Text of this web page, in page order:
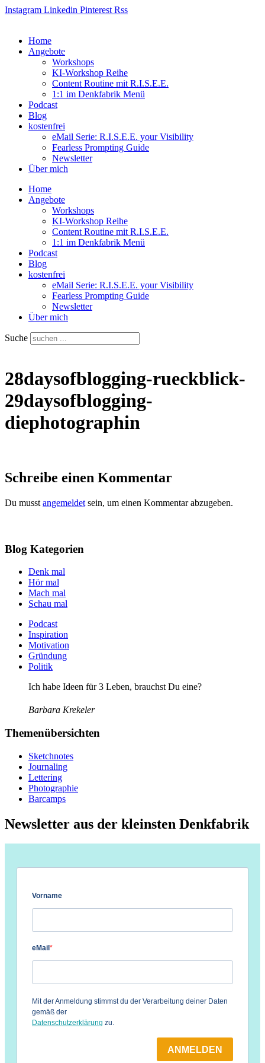
Zum
Instagram Linkedin Pinterest Rss
Home
Angebote
Workshops
KI-Workshop Reihe
Content Routine mit R.I.S.E.E.
1:1 im Denkfabrik Menü
Podcast
Blog
kostenfrei
eMail Serie: R.I.S.E.E. your Visibility
Fearless Prompting Guide
Newsletter
Über mich
Home
Angebote
Workshops
KI-Workshop Reihe
Content Routine mit R.I.S.E.E.
1:1 im Denkfabrik Menü
Podcast
Blog
kostenfrei
eMail Serie: R.I.S.E.E. your Visibility
Fearless Prompting Guide
Newsletter
Über mich
Suche
28daysofblogging-rueckblick-
29daysofblogging-
diephotographin
Schreibe einen Kommentar
Du musst angemeldet sein, um einen Kommentar abzugeben.
Blog Kategorien
Denk mal
Hör mal
Mach mal
Schau mal
Podcast
Inspiration
Motivation
Gründung
Politik
Ich habe Ideen für 3 Leben, brauchst Du eine?
Barbara Krekeler
Themenübersichten
Sketchnotes
Journaling
Lettering
Photographie
Barcamps
Newsletter aus der kleinsten Denkfabrik